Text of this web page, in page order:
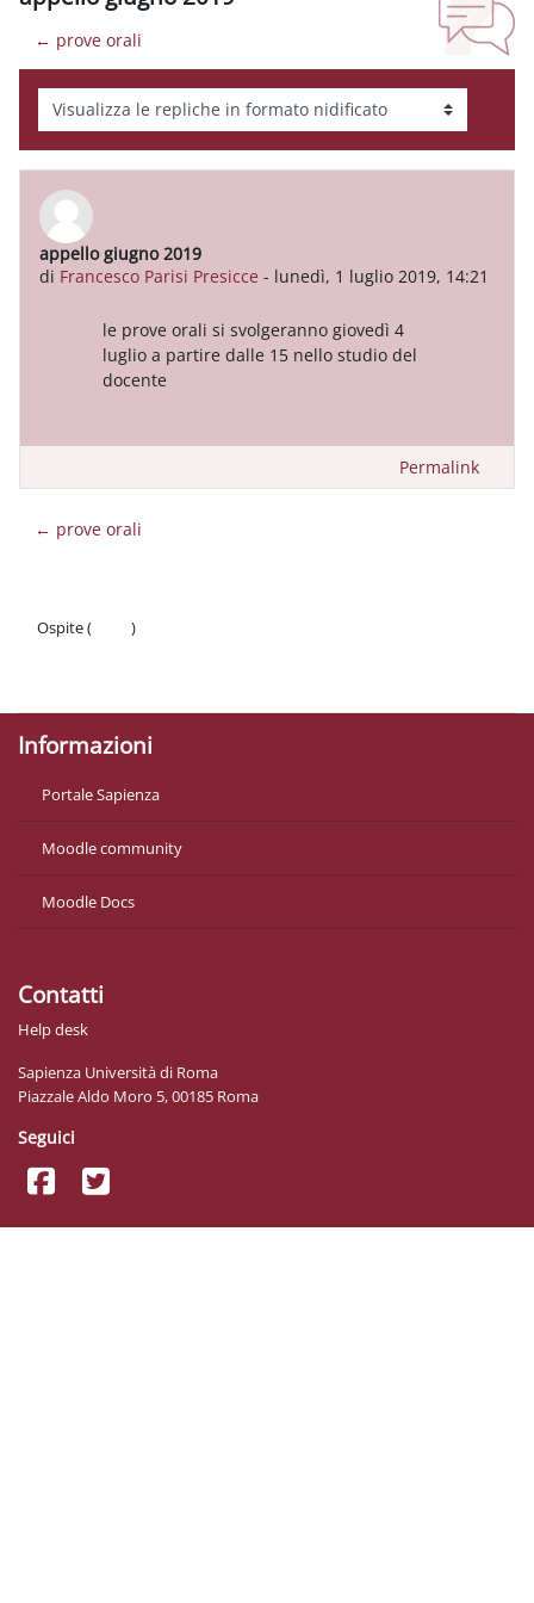
← prove orali
Modalità visualizzazione
appello giugno 2019
di Francesco Parisi Presicce - lunedì, 1 luglio 2019, 14:21
Numero di risposte: 0
le prove orali si svolgeranno giovedì 4
luglio a partire dalle 15 nello studio del
docente
Permalink
← prove orali
Ospite (
)
Informazioni
Portale Sapienza
Moodle community
Moodle Docs
Contatti
Help desk
Sapienza Università di Roma
Piazzale Aldo Moro 5, 00185 Roma
Seguici